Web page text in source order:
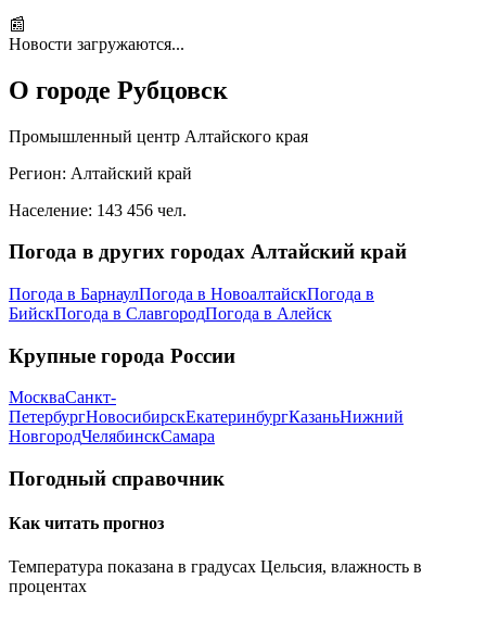
📰
Новости загружаются...
О городе Рубцовск
Промышленный центр Алтайского края
Регион: Алтайский край
Население: 143 456 чел.
Погода в других городах Алтайский край
Погода в БарнаулПогода в НовоалтайскПогода в
БийскПогода в СлавгородПогода в Алейск
Крупные города России
МоскваСанкт-
ПетербургНовосибирскЕкатеринбургКазаньНижний
НовгородЧелябинскСамара
Погодный справочник
Как читать прогноз
Температура показана в градусах Цельсия, влажность в
процентах